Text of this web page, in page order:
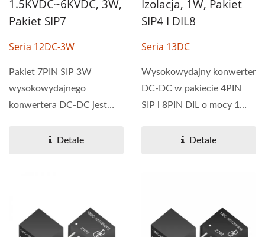
1.5KVDC~6KVDC, 3W,
Pakiet SIP7
Seria 12DC-3W
Pakiet 7PIN SIP 3W
wysokowydajnego
konwertera DC-DC jest
aplikacjach...Detale
Izolacja, 1W, Pakiet
SIP4 I DIL8
Seria 13DC
Wysokowydajny konwerter
DC-DC w pakiecie 4PIN
SIP i 8PIN DIL o mocy 1W
Detale